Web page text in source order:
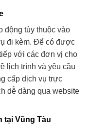
động tùy thuộc vào
đi kèm. Để có được
với các đơn vị cho
lịch trình và yêu cầu
cấp dịch vụ trực
dễ dàng qua website
tại Vũng Tàu